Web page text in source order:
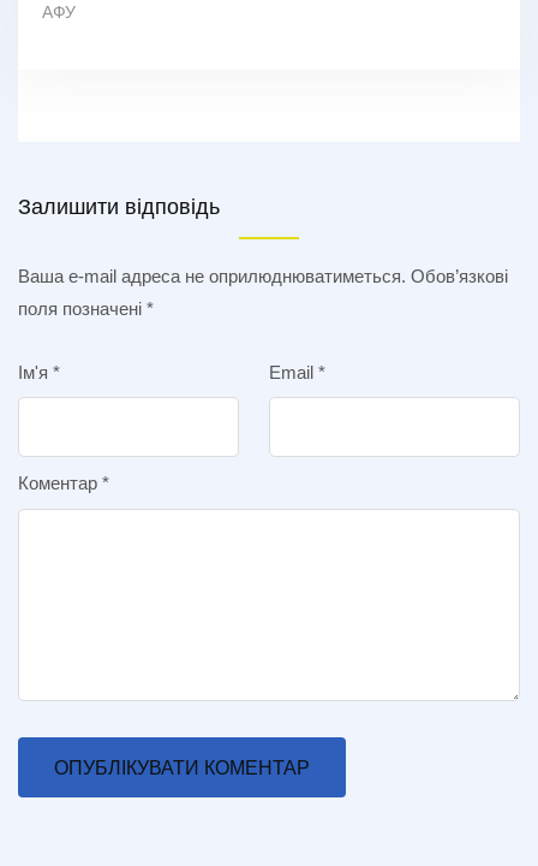
АФУ
Залишити відповідь
Ваша e-mail адреса не оприлюднюватиметься. Обов’язкові
поля позначені *
Ім'я * Email *
Коментар *